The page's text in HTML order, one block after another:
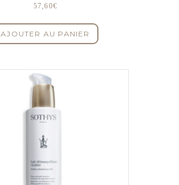
57,60€
AJOUTER AU PANIER